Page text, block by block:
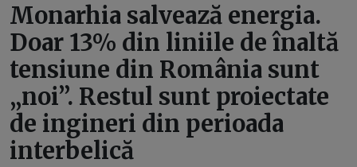
Monarhia salvează energia.
Doar 13% din liniile de înaltă
tensiune din România sunt
„noi”. Restul sunt proiectate
de ingineri din perioada
interbelică